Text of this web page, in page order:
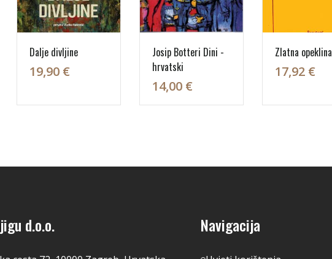
Dalje divljine
19,90 €
Josip Botteri Dini -
hrvatski
14,00 €
Zlatna opeklina
17,92 €
d.o.o. Navigacija